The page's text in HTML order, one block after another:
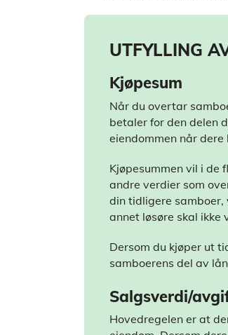
UTFYLLING
Kjøpesum
Når du overtar
betaler for den delen
eiendommen når dere
Kjøpesummen vil i de
andre verdier som
din tidligere samboer,
annet løsøre skal ikke
Dersom du kjøper ut
samboerens del av
Salgsverdi/
Hovedregelen er at